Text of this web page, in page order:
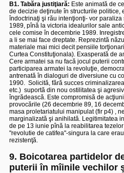
B1. Tabăra justiţiară: Este animată de
de decizie deţinute în structurile politice,
îndoctrinaţi şi rău intenţionţi- vor
1989, pînă la victoria idealurilor sale
cele comise în decembrie 1989.
a li se mai face dreptate. Reprezintă
materiale mai mici decit pensiile
Curtea Constituţionala). Exasperată de
Cere armatei sa nu facă jocul puterii
participarea armatei la revoluţie,
antrenată în dialoguri de diversiune cu
1990. Solicită, fără succes
etc.) suportă din nou ostilitatea şi
îngrădească. Este compromisă de
provocările (26 decembrie 89, 16
masa proletariatului manipulat (fir p4) ,
marginalizată şi anihilată. Legitimitatea
de pe 13 iunie pînă la reabilitarea
"revolutie de catifea"-singura la care
rezistenţă.
9. Boicotarea partidelor
puterii în mîinile vechilor